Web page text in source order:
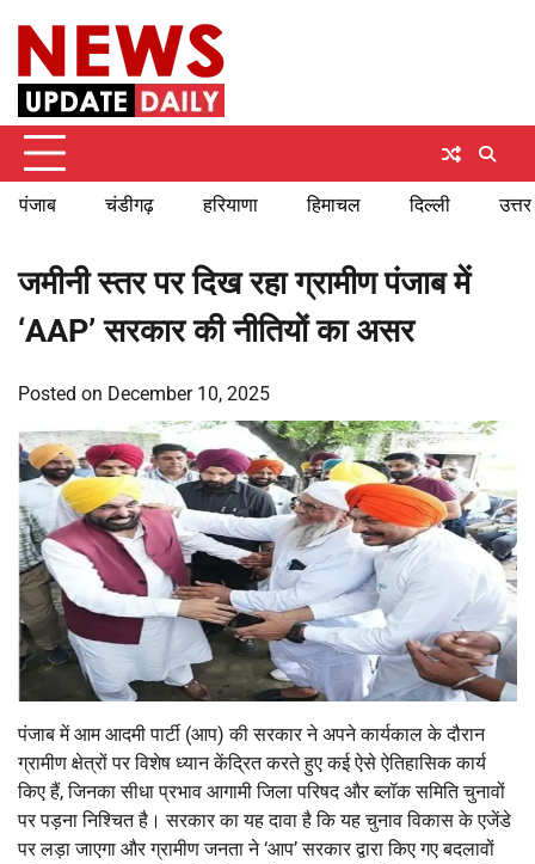
content
पंजाब चंडीगढ़ हरियाणा हिमाचल दिल्ली
जमीनी स्तर पर दिख रहा ग्रामीण पंजाब में
‘AAP’ सरकार की नीतियों का असर
Posted on December 10, 2025
पंजाब में आम आदमी पार्टी (आप) की सरकार ने अपने कार्यकाल के दौरान
ग्रामीण क्षेत्रों पर विशेष ध्यान केंद्रित करते हुए कई ऐसे ऐतिहासिक कार्य
किए हैं, जिनका सीधा प्रभाव आगामी जिला परिषद और ब्लॉक समिति चुनावों
पर पड़ना निश्चित है। सरकार का यह दावा है कि यह चुनाव विकास के एजेंडे
पर लड़ा जाएगा और ग्रामीण जनता ने ‘आप’ सरकार द्वारा किए गए बदलावों